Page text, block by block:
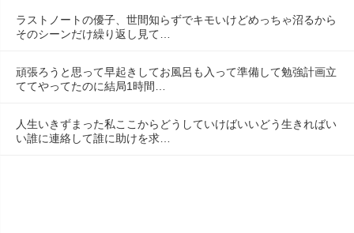
ラストノートの優子、世間知らずでキモいけどめっちゃ沼るから
そのシーンだけ繰り返し見て…
頑張ろうと思って早起きしてお風呂も入って準備して勉強計画立
ててやってたのに結局1時間…
人生いきずまった私ここからどうしていけばいいどう生きればい
い誰に連絡して誰に助けを求…